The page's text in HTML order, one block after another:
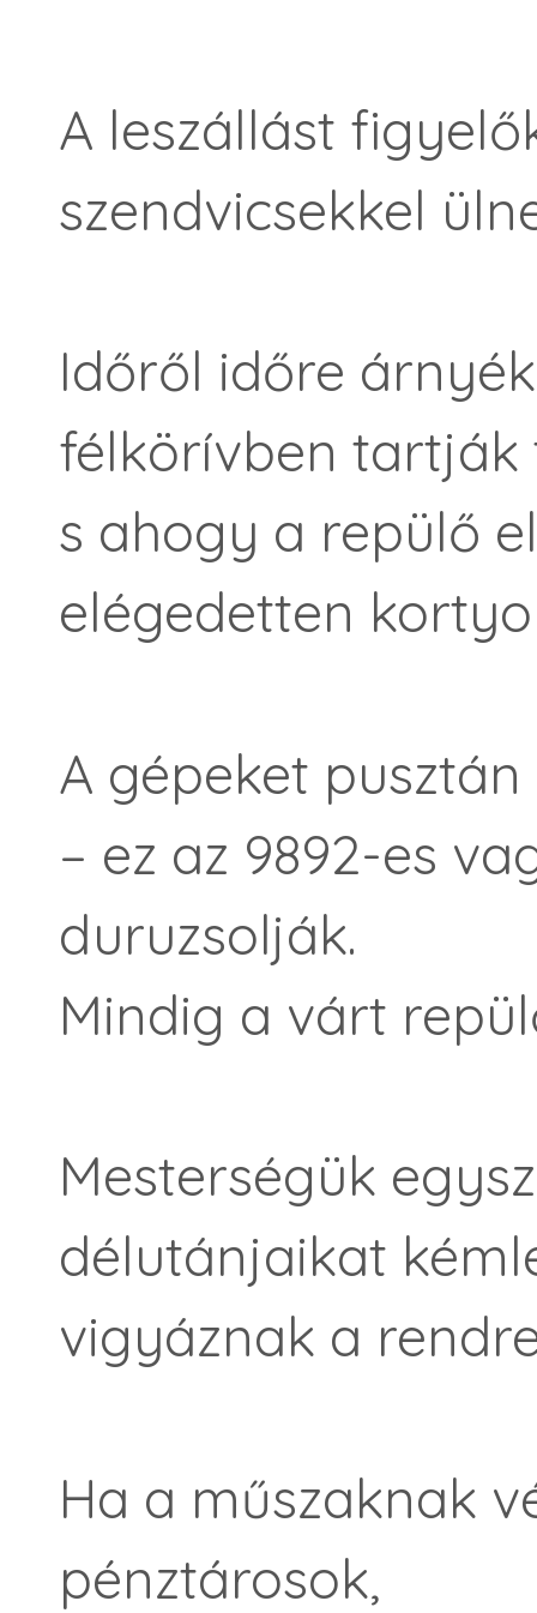
A leszállást
szendvicsekkel
Időről időre
félkörívben tartják
s ahogy a repülő
elégedetten
A gépeket
– ez az 9892-es
duruzsolják.
Mindig a várt
Mesterségük
délutánjaikat
vigyáznak a
Ha a műszaknak
pénztárosok,